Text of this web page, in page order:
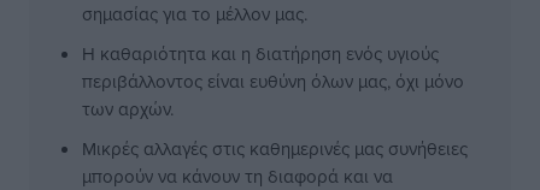
σημασίας για το μέλλον μας.
Η καθαριότητα και η διατήρηση ενός υγιούς
περιβάλλοντος είναι ευθύνη όλων μας, όχι μόνο
των αρχών.
Μικρές αλλαγές στις καθημερινές μας συνήθειες
μπορούν να κάνουν τη διαφορά και να